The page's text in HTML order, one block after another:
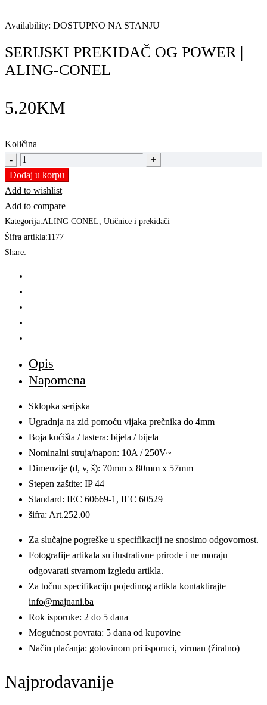
Availability: DOSTUPNO NA STANJU
SERIJSKI PREKIDAČ OG POWER |
ALING-CONEL
5.20KM
Količina
SERIJSKI
PREKIDAČ
OG
POWER
|
ALING-
CONEL
Dodaj u korpu
Add to wishlist
Add to compare
Kategorija:ALING CONEL Utičnice i prekidači
Šifra artikla:1177
Share:
Opis
Napomena
Sklopka serijska
Ugradnja na zid pomoću vijaka prečnika do 4mm
Boja kućišta / tastera: bijela / bijela
Nominalni struja/napon: 10A / 250V~
Dimenzije (d, v, š): 70mm x 80mm x 57mm
Stepen zaštite: IP 44
Standard: IEC 60669-1, IEC 60529
šifra: Art.252.00
Za slučajne pogreške u specifikaciji ne snosimo odgovornost.
Fotografije artikala su ilustrativne prirode i ne moraju
odgovarati stvarnom izgledu artikla.
Za točnu specifikaciju pojedinog artikla kontaktirajte
info@majnani.ba
Rok isporuke: 2 do 5 dana
Mogućnost povrata: 5 dana od kupovine
Način plaćanja: gotovinom pri isporuci, virman (žiralno)
Najprodavanije